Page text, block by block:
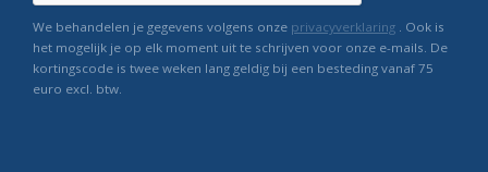
We behandelen je gegevens volgens onze privacyverklaring . Ook is
het mogelijk je op elk moment uit te schrijven voor onze e-mails. De
kortingscode is twee weken lang geldig bij een besteding vanaf 75
euro excl. btw.